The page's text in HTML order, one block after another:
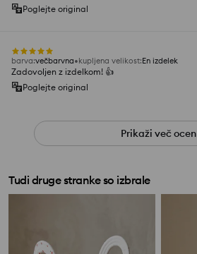
Poglejte original
barva:večbarvna kupljena velikost:En izdelek
Zadovoljen z izdelkom! 👍️
Poglejte original
Prikaži več ocen
Tudi druge stranke so izbrale